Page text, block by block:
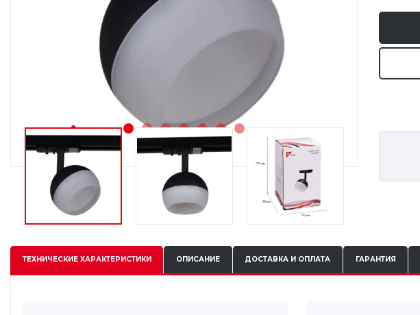
ТЕХНИЧЕСКИЕХАРАКТЕРИСТИКИ ОПИСАНИЕ ДОСТАВКА И ОПЛАТА ГАРАНТИЯ